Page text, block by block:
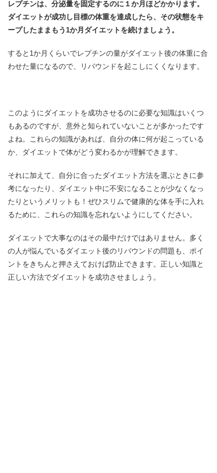
レプチンは、分泌量を固定するのに１か月ほどかかります。
ダイエットが成功し目標の体重を達成したら、その状態をキ
ープしたままもう1か月ダイエットを続けましょう。
すると1か月くらいでレプチンの量がダイエット後の体重に合
わせた量になるので、リバウンドを起こしにくくなります。
このようにダイエットを成功させるのに必要な知識はいくつ
もあるのですが、意外と知られていないことが多かったです
よね。これらの知識があれば、自分の体に何が起こっている
か、ダイエットで体がどう変わるかが理解できます。
それに加えて、自分に合ったダイエット方法を選ぶときに参
考になったり、ダイエット中に不安になることが少なくなっ
たりというメリットも！ぜひスリムで健康的な体を手に入れ
るために、これらの知識を忘れないようにしてください。
ダイエットで大事なのはその最中だけではありません。多く
の人が悩んでいるダイエット後のリバウンドの問題も、ポイ
ントをきちんと押さえておけば防止できます。正しい知識と
正しい方法でダイエットを成功させましょう。